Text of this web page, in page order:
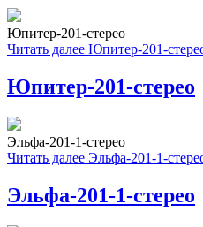
Юпитер-201-стерео
Читать далее Юпитер-201-
Юпитер-201-стерео
Эльфа-201-1-стерео
Читать далее Эльфа-201-1-
Эльфа-201-1-стерео